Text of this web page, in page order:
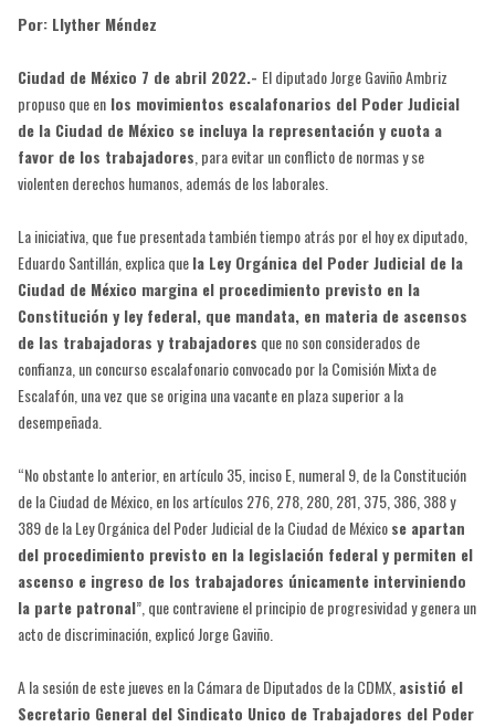
Por: Llyther Méndez
Ciudad de México 7 de abril 2022.- El diputado Jorge Gaviño Ambriz
propuso que enlos movimientos escalafonarios del Poder Judicial
de la Ciudad de México se incluya la representación y cuota a
favor de los trabajadores, para evitar un conflicto de normas y se
violenten derechos humanos, además de los laborales.
La iniciativa, que fue presentada también tiempo atrás por el hoy ex diputado,
Eduardo Santillán, explica quela Ley Orgánica del Poder Judicial de la
Ciudad de México margina el procedimiento previsto en la
Constitución y ley federal, que mandata, en materia de ascensos
de las trabajadoras y trabajadores que no son considerados de
confianza, un concurso escalafonario convocado por la Comisión Mixta de
Escalafón, una vez que se origina una vacante en plaza superior a la
desempeñada.
“No obstante lo anterior, en artículo 35, inciso E, numeral 9, de la Constitución
de la Ciudad de México, en los artículos 276, 278, 280, 281, 375, 386, 388 y
389 de la Ley Orgánica del Poder Judicial de la Ciudad de Méxicose apartan
del procedimiento previsto en la legislación federal y permiten el
ascenso e ingreso de los trabajadores únicamente interviniendo
la parte patronal”, que contraviene el principio de progresividad y genera un
acto de discriminación, explicó Jorge Gaviño.
A la sesión de este jueves en la Cámara de Diputados de la CDMX,asistió el
Secretario General del Sindicato Unico de Trabajadores del Poder